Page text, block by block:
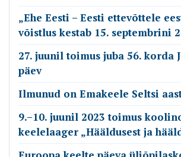
„Ehe Eesti – Eesti ettevõttele
võistlus kestab 15. septembrini
27. juunil toimus juba 56. korda
päev
Ilmunud on Emakeele Seltsi
9.–10. juunil 2023 toimus
keelelaager „Hääldusest ja